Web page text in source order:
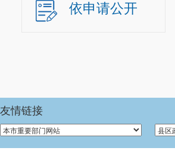
依申请公开
友情链接